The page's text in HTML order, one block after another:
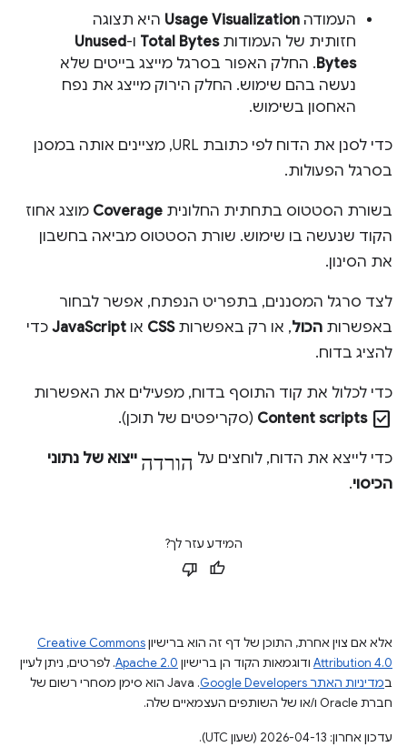
העמודה Usage Visualization היא תצוגה
חזותית של העמודותTotal Bytes ו-Unused
Bytes. החלק האפור בסרגל מייצג בייטים שלא
נעשה בהם שימוש. החלק הירוק מייצג את נפח
האחסון בשימוש.
כדי לסנן את הדוח לפי כתובת URL, מציינים אותה במסנן
בסרגל הפעולות.
בשורת הסטטוס בתחתית החלונית Coverage מוצג אחוז
הקוד שנעשה בו שימוש. שורת הסטטוס מביאה בחשבון
את הסינון.
לצד סרגל המסננים, בתפריט הנפתח, אפשר לבחור
באפשרות הכול, או רק באפשרותCSS או JavaScript כדי
להציג בדוח.
כדי לכלול את קוד התוסף בדוח, מפעילים את האפשרות
check_box
Content scripts (סקריפטים של תוכן).
כדי לייצא את הדוח, לוחצים על הורדה ייצוא של נתוני
הכיסוי.
המידע עזר לך?
אלא אם צוין אחרת, התוכן של דף זה הוא ברישיוןCreative Commons
Attribution 4.0 ודוגמאות הקוד הן ברישיון Apache 2.0. לפרטים, ניתן לעיין
במדיניות האתר Google Developers‏
.‏ Java הוא סימן מסחרי רשום של
חברת Oracle ו/או של השותפים העצמאיים שלה.
עדכון אחרון: 2026-04-13 (שעון UTC).